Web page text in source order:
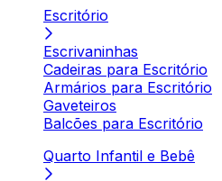
Escritório
Escrivaninhas
Cadeiras para Escritório
Armários para Escritório
Gaveteiros
Balcões para Escritório
Quarto Infantil e Bebê